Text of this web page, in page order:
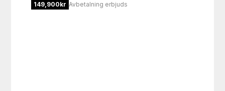
149,900kr Avbetalning erbjuds